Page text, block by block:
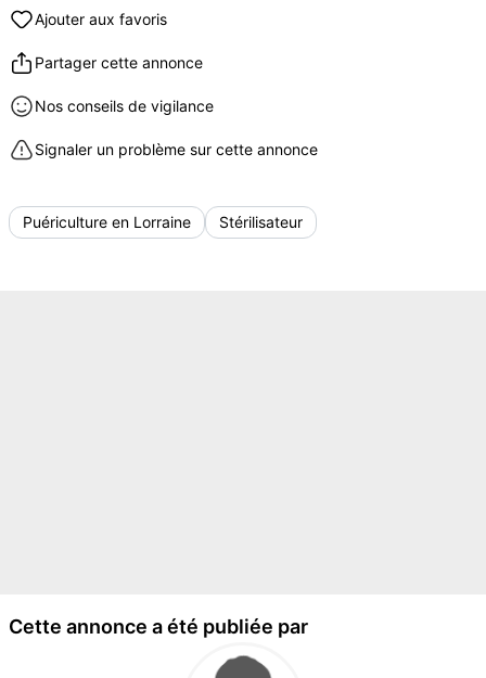
Ajouter aux favoris
Partager cette annonce
Nos conseils de vigilance
Signaler un problème sur cette annonce
Puériculture en Lorraine Stérilisateur
Cette annonce a été publiée par